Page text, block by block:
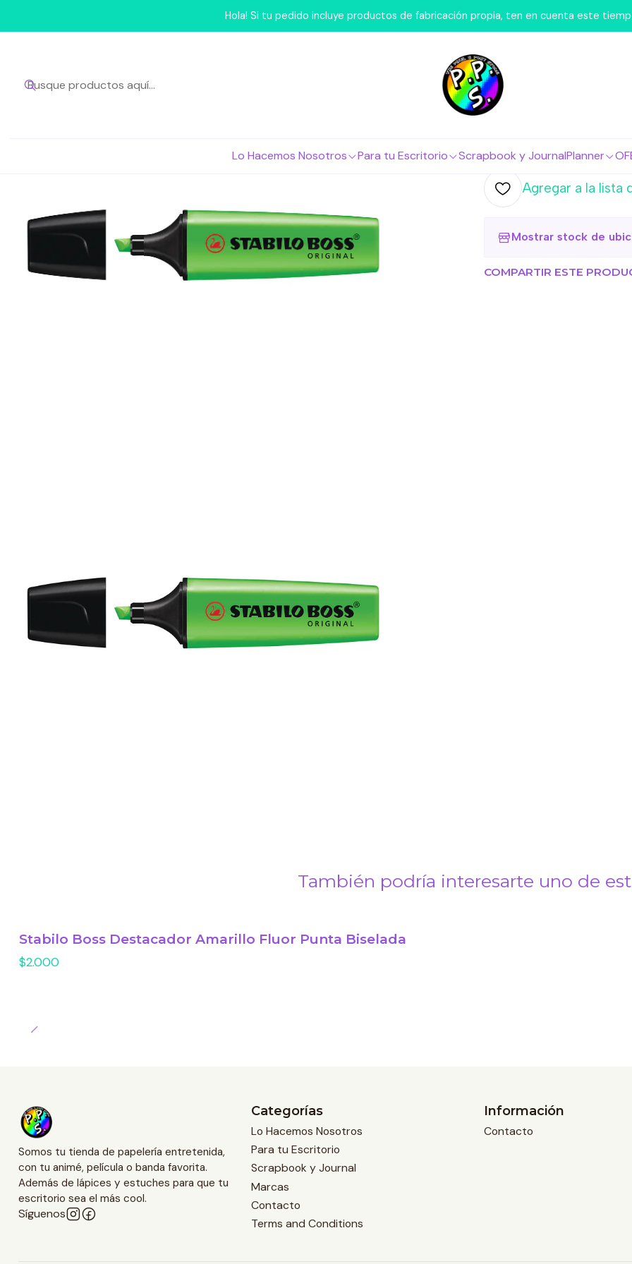
Lo Hacemos Nosotros Para tu Escritorio Scrapbook y JournalPlanner
Hola! Si tu pedido incluye productos de fabricación propia, ten en cuenta este
Inicio Para tu Escritorio Lápices Destacadores Stabilo Boss Destacador
|
Stabilo
Fluor
Cantidad
Agregar a la lista
Mostrar stock de
COMPARTIR ESTE
También podría interesarte uno de
Stabilo Boss Destacador Amarillo Fluor Punta Biselada
$2.000
Somos tu tienda de papelería entretenida,
con tu animé, película o banda favorita.
Además de lápices y estuches para que tu
escritorio sea el más cool.
Síguenos
Categorías
Lo Hacemos Nosotros
Para tu Escritorio
Scrapbook y Journal
Marcas
Contacto
Terms and Conditions
Información
Contacto